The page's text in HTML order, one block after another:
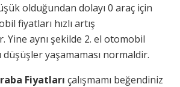
olduğundan dolayı 0 araç için
fiyatları hızlı artış
Yine aynı şekilde 2. el otomobil
düşüşler yaşamaması normaldir.
Fiyatları çalışmamı beğendiniz